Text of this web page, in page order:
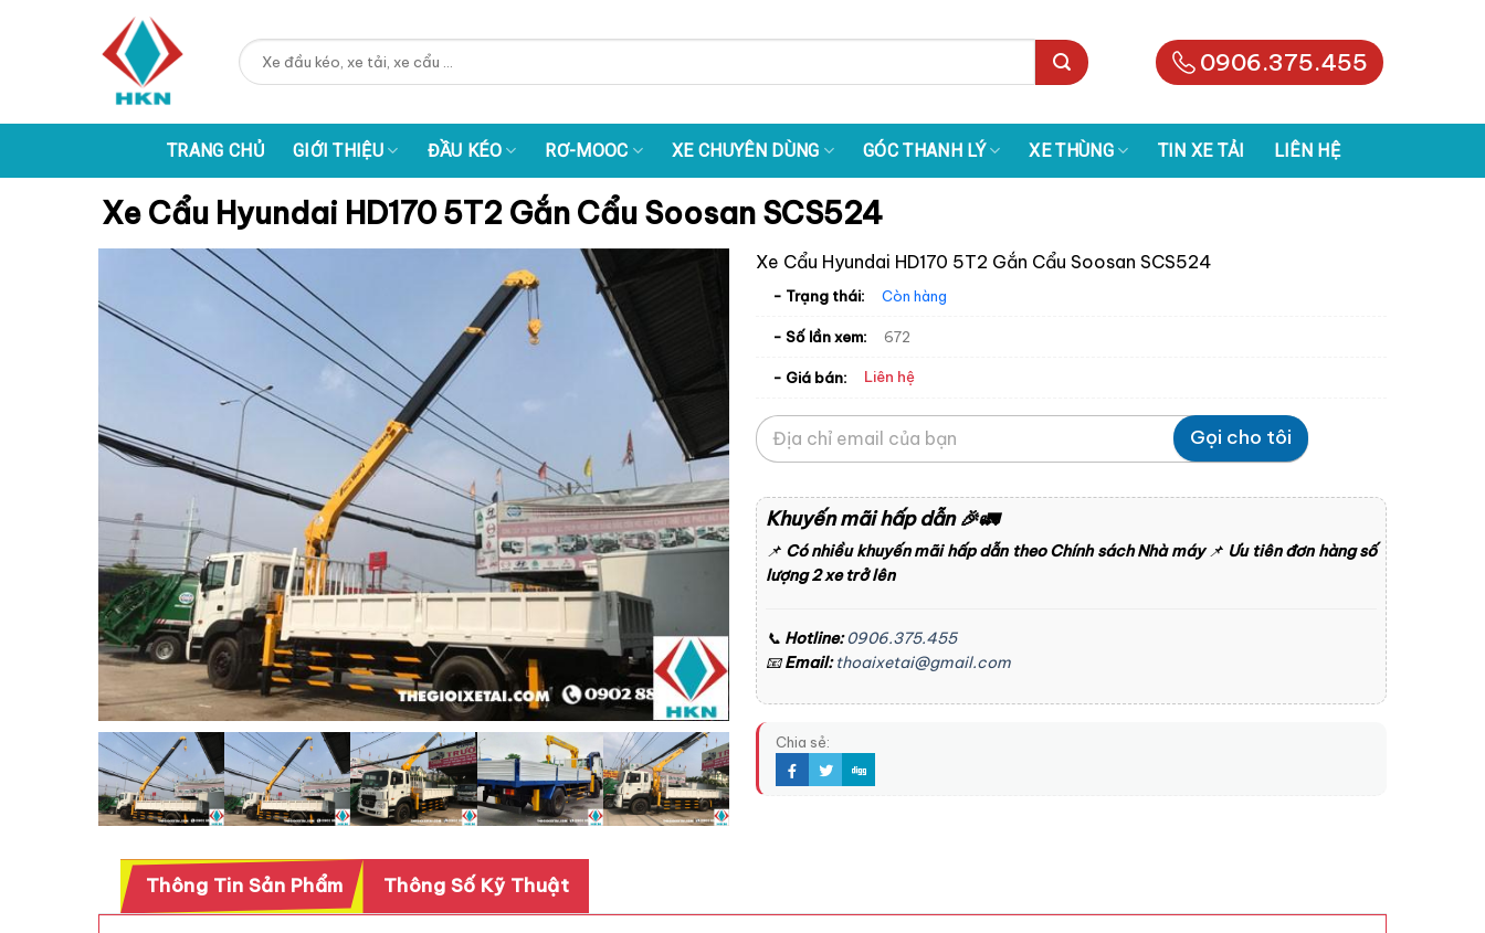
Tìm
kiếm:
0906.375.455
TRANG CHỦ GIỚI THIỆU ĐẦU KÉO RƠ-MOOC XE CHUYÊN DÙNG GÓC THANH LÝ XE THÙNG TIN XE TẢI LIÊN HỆ
Xe Cẩu Hyundai HD170 5T2 Gắn Cẩu Soosan SCS524
Xe Cẩu Hyundai HD170 5T2 Gắn Cẩu Soosan SCS524
- Trạng thái: Còn hàng
- Số lần xem: 672
- Giá bán: Liên hệ
Gọi cho tôi
Khuyến mãi hấp dẫn🎉🚛
📌 Có nhiều khuyến mãi hấp dẫn theo Chính sách Nhà máy📌 Ưu tiên đơn hàng số
lượng 2 xe trở lên
📞 Hotline: 0906.375.455
📧Email: thoaixetai@gmail.com
Chia sẻ:
Thông Tin Sản Phẩm Thông Số Kỹ Thuật